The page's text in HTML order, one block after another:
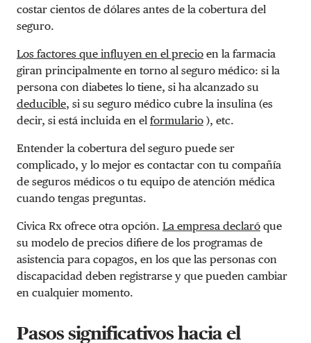
costar cientos de dólares antes de la cobertura del
seguro.
Los factores que influyen en el precio en la farmacia
giran principalmente en torno al seguro médico: si la
persona con diabetes lo tiene, si ha alcanzado su
deducible, si su seguro médico cubre la insulina (es
decir, si está incluida en el formulario ), etc.
Entender la cobertura del seguro puede ser
complicado, y lo mejor es contactar con tu compañía
de seguros médicos o tu equipo de atención médica
cuando tengas preguntas.
Civica Rx ofrece otra opción. La empresa declaró que
su modelo de precios difiere de los programas de
asistencia para copagos, en los que las personas con
discapacidad deben registrarse y que pueden cambiar
en cualquier momento.
Pasos significativos hacia el